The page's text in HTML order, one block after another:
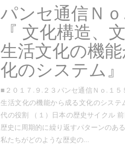
パンセ通信Ｎ
『 文化構造、
生活文化の機
化のシステム』
■２０１７.９.２３パンセ通信Ｎｏ.１５
生活文化の機能から成る文化のシス
代の役割 （１）日本の歴史サイクル
歴史に周期的に繰り返すパターンのあ
私たちがどのような歴史の…